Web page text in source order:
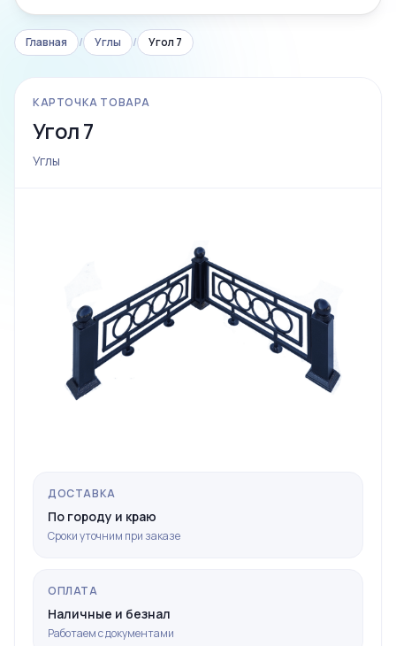
Главная / Углы / Угол 7
КАРТОЧКА ТОВАРА
Угол 7
Углы
ДОСТАВКА
По городу и краю
Сроки уточним при заказе
ОПЛАТА
Наличные и безнал
Работаем с документами